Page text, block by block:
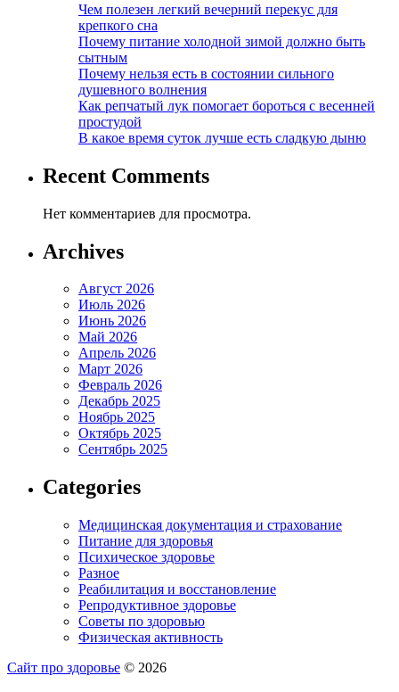
Чем полезен легкий вечерний перекус для
крепкого сна
Почему питание холодной зимой должно быть
сытным
Почему нельзя есть в состоянии сильного
душевного волнения
Как репчатый лук помогает бороться с весенней
простудой
В какое время суток лучше есть сладкую дыню
Recent Comments
Нет комментариев для просмотра.
Archives
Август 2026
Июль 2026
Июнь 2026
Май 2026
Апрель 2026
Март 2026
Февраль 2026
Декабрь 2025
Ноябрь 2025
Октябрь 2025
Сентябрь 2025
Categories
Медицинская документация и страхование
Питание для здоровья
Психическое здоровье
Разное
Реабилитация и восстановление
Репродуктивное здоровье
Советы по здоровью
Физическая активность
Сайт про здоровье © 2026